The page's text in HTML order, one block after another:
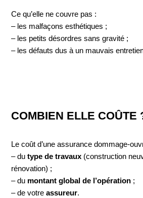
Ce qu’elle ne couvre pas :
– les malfaçons esthétiques ;
– les petits désordres sans gravité ;
– les défauts dus à un mauvais
COMBIEN ELLE COÛTE
Le coût d’une assurance dommage-
– dutype de travaux (construction
rénovation) ;
– du montant global de l’opération ;
– de votreassureur.